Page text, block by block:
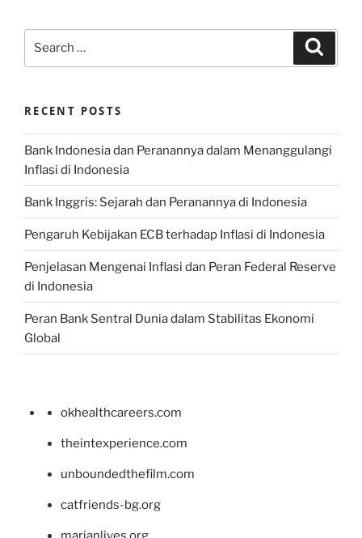
RECENT POSTS
Bank Indonesia dan Peranannya dalam Menanggulangi
Inflasi di Indonesia
Bank Inggris: Sejarah dan Peranannya di Indonesia
Pengaruh Kebijakan ECB terhadap Inflasi di Indonesia
Penjelasan Mengenai Inflasi dan Peran Federal Reserve
di Indonesia
Peran Bank Sentral Dunia dalam Stabilitas Ekonomi
Global
okhealthcareers.com
theintexperience.com
unboundedthefilm.com
catfriends-bg.org